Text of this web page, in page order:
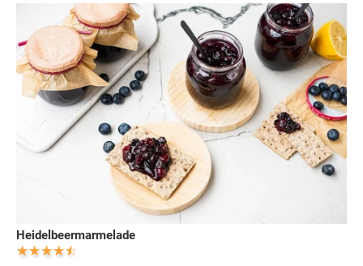
Heidelbeermarmelade